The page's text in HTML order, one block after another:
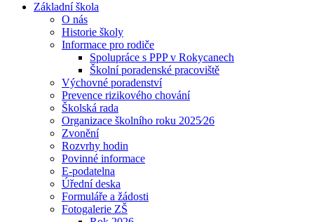
Základní škola
O nás
Historie školy
Informace pro rodiče
Spolupráce s PPP v Rokycanech
Školní poradenské pracoviště
Výchovné poradenství
Prevence rizikového chování
Školská rada
Organizace školního roku 2025⁄26
Zvonění
Rozvrhy hodin
Povinné informace
E-podatelna
Úřední deska
Formuláře a žádosti
Fotogalerie ZŠ